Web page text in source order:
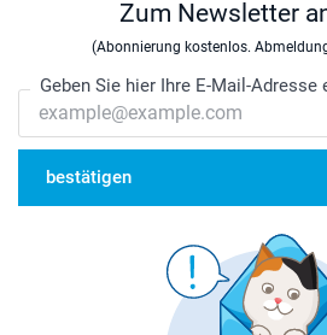
Zum Newsletter
(Abonnierung kostenlos.
Geben Sie hier Ihre E-Mail-Adresse
bestätigen